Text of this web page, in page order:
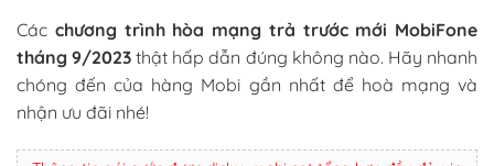
Các chương trình hòa mạng trả trước mới MobiFone
tháng 9/2023 thật hấp dẫn đúng không nào. Hãy nhanh
chóng đến của hàng Mobi gần nhất để hoà mạng và
nhận ưu đãi nhé!